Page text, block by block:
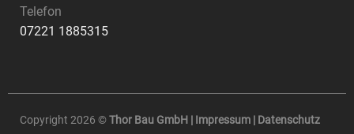
Telefon
07221 1885315
Copyright 2026 ©Thor Bau GmbH | Impressum | Datenschutz